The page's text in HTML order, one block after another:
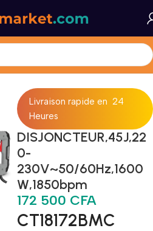
Electricité & Plomberie
Livraison rapide en 24
Heures
DISJONCTEUR,45J,22
0-
230V~50/60Hz,1600
W,1850bpm
172 500 CFA
CT18172BMC